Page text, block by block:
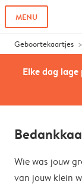
MENU
Geboortekaartjes
Elke dag
Wie was jouw
van jouw klein